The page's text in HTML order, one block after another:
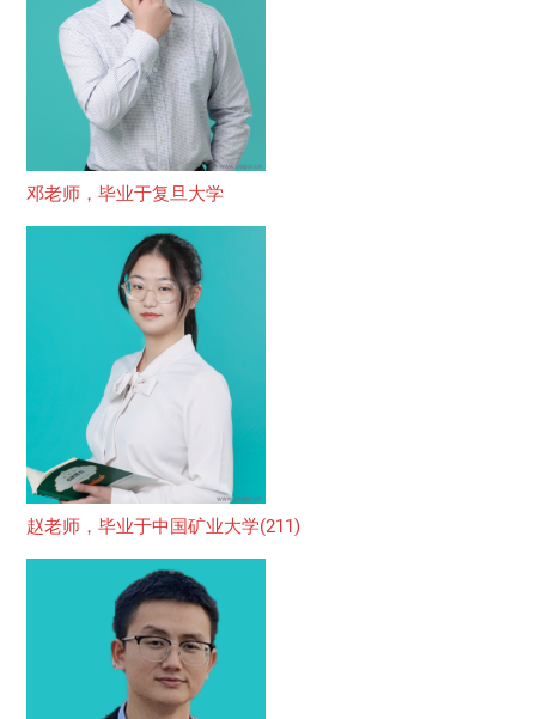
邓老师，毕业于复旦大学
赵老师，毕业于中国矿业大学(211)